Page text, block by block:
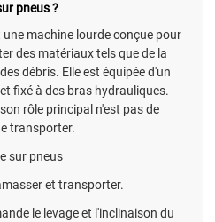
pneus ?
machine lourde conçue pour
des matériaux tels que de la
débris. Elle est équipée d'un
fixé à des bras hydrauliques.
rôle principal n'est pas de
transporter.
sur pneus
et transporter.
le levage et l'inclinaison du